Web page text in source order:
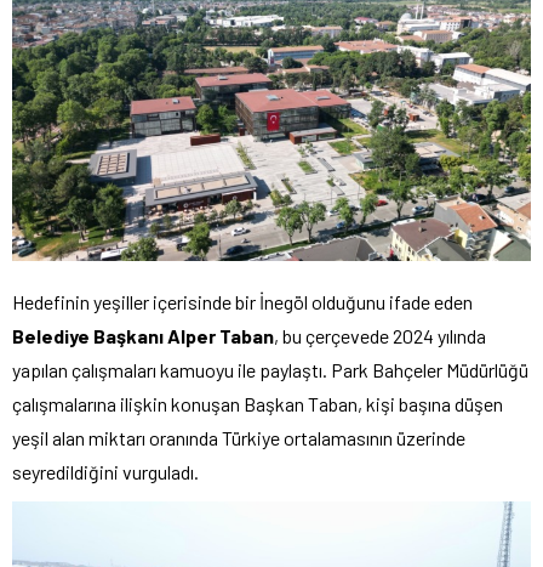
Hedefinin yeşiller içerisinde bir İnegöl olduğunu ifade eden
Belediye Başkanı Alper Taban, bu çerçevede 2024 yılında
yapılan çalışmaları kamuoyu ile paylaştı. Park Bahçeler Müdürlüğü
çalışmalarına ilişkin konuşan Başkan Taban, kişi başına düşen
yeşil alan miktarı oranında Türkiye ortalamasının üzerinde
seyredildiğini vurguladı.